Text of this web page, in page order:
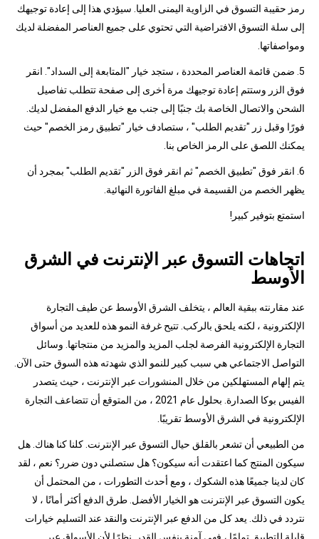
رمز حقيبة التسوق في الزاوية اليمنى العليا. سيؤدي هذا إلى إعادة توجيهك
إلى سلة التسوق الافتراضية التي تحتوي على جميع العناصر المفضلة لديك
ومواصفاتها.
5. ضمن قائمة العناصر المحددة ، ستجد خيار "المتابعة إلى السداد". انقر
فوق الزر وستتم إعادة توجيهك مرة أخرى إلى صفحة تتطلب تفاصيل
الشحن والاتصال الخاصة بك جنبًا إلى جنب مع خيار الدفع المفضل لديك.
فورًا وقبل زر "تقديم الطلب" ، ستصادف خيار "تطبيق رمز الخصم" حيث
يمكنك اللصق على الرمز الخاص بنا.
6. انقر فوق "تطبيق الخصم" ثم انقر فوق الزر "تقديم الطلب" بمجرد أن
يظهر الخصم من القسيمة في مبلغ الفاتورة النهائية.
استمتع بتوفير كبير!
اتجاهات التسوق عبر الإنترنت في الشرق
الأوسط
عند مقارنته ببقية العالم ، يتخلف الشرق الأوسط عن طيف التجارة
الإلكترونية ، لكنه يلحق بالركب. تتيح غرفة النمو هذه للعديد من أسواق
التجارة الإلكترونية الفرصة لجلب المزيد والمزيد من منتجاتها. وسائل
التواصل الاجتماعي هي سبب كبير للنمو الذي شهدته هذه السوق حتى الآن.
يتم إلهام المستهلكين من خلال المنشورات عبر الإنترنت ، حيث يتصدر
الفيس بوكا الصدارة. بحلول عام 2021 ، من المتوقع أن تتضاعف التجارة
الإلكترونية في الشرق الأوسط تقريبًا.
من الطبيعي أن تشعر بالقلق حيال التسوق عبر الإنترنت. كلنا كنا هناك. هل
سيكون المنتج كما اعتقدت أنه سيكون؟ هل ستصلني دون ضرر؟ نعم ، لقد
كان لدينا جميعًا هذه الشكوك ، ومع أحدث التطورات ، من المحتمل أن
يكون التسوق عبر الإنترنت هو الخيار الأفضل. طرق الدفع أكثر أمانًا ، لا
نتردد في ذلك. يعد كل من الدفع عبر الإنترنت والنقد عند التسليم خيارات